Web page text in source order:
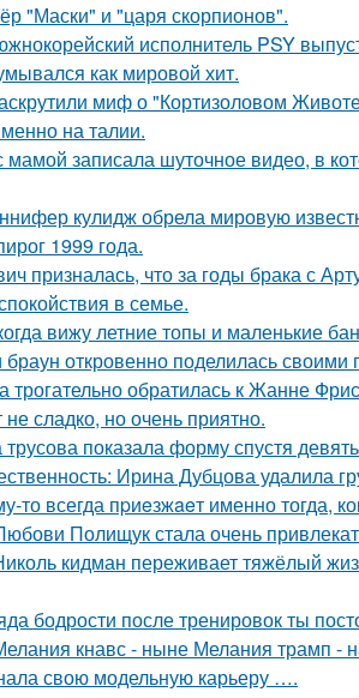
"Маски" и "царя скорпионов".
исполнитель PSY
как мировой хит.
миф о "Кортизоловом
на талии.
мамой записала шуточное видео, в
кулидж обрела мировую
1999 года.
призналась, что за годы брака с
в семье.
вижу летние топы и маленькие
откровенно поделилась своими
трогательно обратилась к Жанне
не сладко, но очень приятно.
показала форму спустя
Ирина Дубцова удалила
то всегда пpиeзжaeт именно тогда,
Полищук стала очень
кидман переживает тяжёлый
бодрости после тренировок ты
кнавс - ныне Мелания трамп -
свою модельную карьеру ….